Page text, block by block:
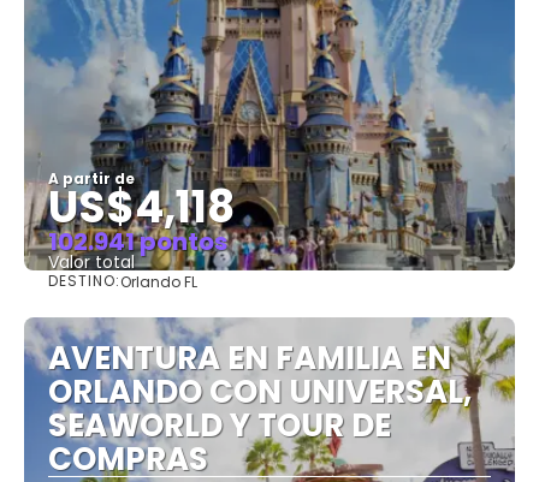
A partir de
US$4,118
102.941 pontos
Valor total
DESTINO:Orlando FL
AVENTURA EN FAMILIA EN
ORLANDO CON UNIVERSAL,
SEAWORLD Y TOUR DE
COMPRAS